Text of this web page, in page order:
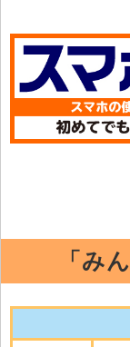
「み